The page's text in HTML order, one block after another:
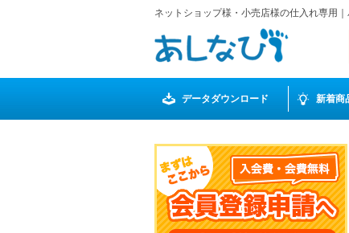
ネットショップ様・小売店様の仕入れ専用
データダウンロード 新着商